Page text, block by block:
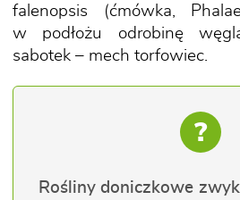
falenopsis (ćmówka,
w podłożu odrobinę
sabotek – mech torfowiec.
?
Rośliny doniczkowe